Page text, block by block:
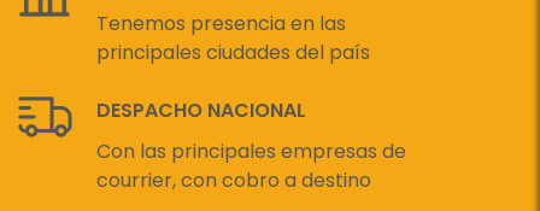
Tenemos presencia en las
principales ciudades del país
DESPACHO NACIONAL
Con las principales empresas de
courrier, con cobro a destino